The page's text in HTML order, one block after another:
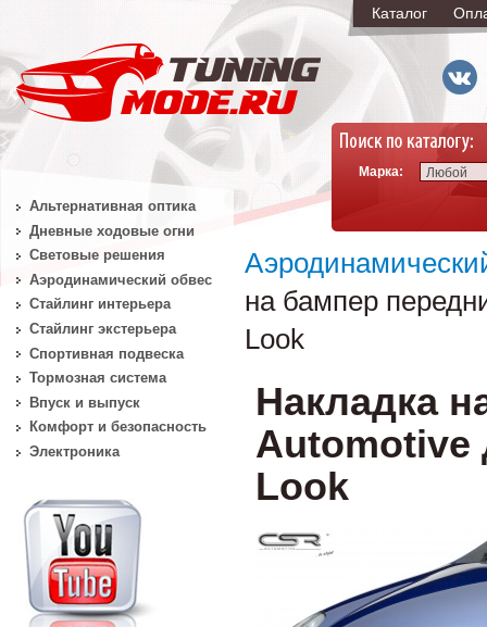
Каталог
Марка: Любой
на бампер
Look
Накладка
Automotive
Look
Альтернативная оптика
Дневные ходовые огни
Световые решения
Аэродинамический обвес
Стайлинг интерьера
Стайлинг экстерьера
Спортивная подвеска
Тормозная система
Впуск и выпуск
Комфорт и безопасность
Электроника